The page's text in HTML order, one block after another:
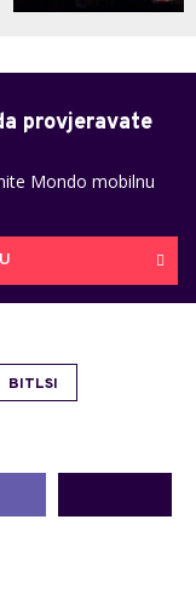
provjeravate
Mondo mobilnu
BITLSI